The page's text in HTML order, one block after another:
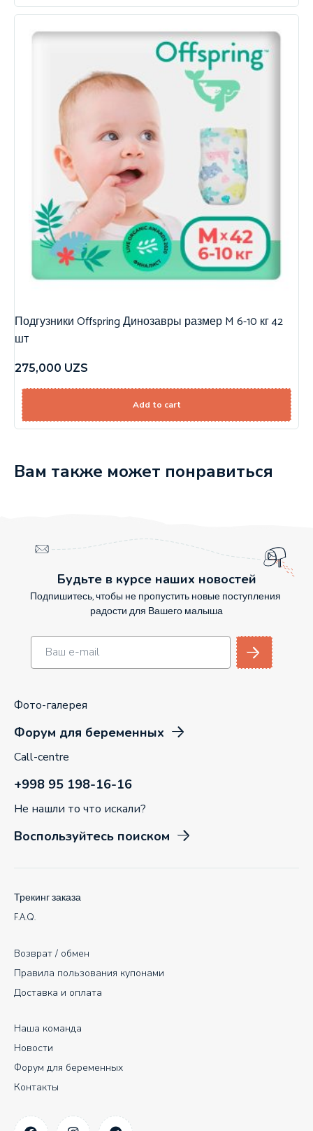
Подгузники Offspring Динозавры размер M 6-10 кг 42
шт
275,000 UZS
Add to cart
Вам также может понравиться
Будьте в курсе наших новостей
Подпишитесь, чтобы не пропустить новые поступления
радости для Вашего малыша
Фото-галерея
Форум для беременных
Call-centre
+998 95 198-16-16
Не нашли то что искали?
Воспользуйтесь поиском
Наша команда
Новости
Форум для беременных
Контакты
Возврат / обмен
Правила пользования купонами
Доставка и оплата
Трекинг заказа
F.A.Q.